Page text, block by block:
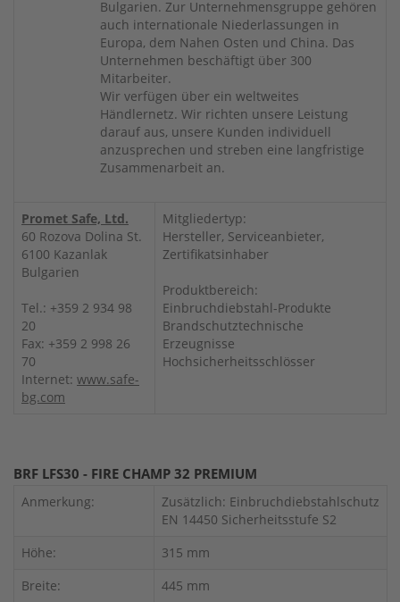
Bulgarien. Zur Unternehmensgruppe gehören
auch internationale Niederlassungen in
Europa, dem Nahen Osten und China. Das
Unternehmen beschäftigt über 300
Mitarbeiter.
Wir verfügen über ein weltweites
Händlernetz. Wir richten unsere Leistung
darauf aus, unsere Kunden individuell
anzusprechen und streben eine langfristige
Zusammenarbeit an.
Promet Safe, Ltd.
60 Rozova Dolina St.
6100 Kazanlak
Bulgarien
Tel.: +359 2 934 98
20
Fax: +359 2 998 26
70
Internet: www.safe-
bg.com
Mitgliedertyp:
Hersteller, Serviceanbieter,
Zertifikatsinhaber
Produktbereich:
Einbruchdiebstahl-Produkte
Brandschutztechnische
Erzeugnisse
Hochsicherheitsschlösser
BRF LFS30 - FIRE CHAMP 32 PREMIUM
Anmerkung:
Zusätzlich: Einbruchdiebstahlschutz
EN 14450 Sicherheitsstufe S2
Höhe:
315 mm
Breite:
445 mm